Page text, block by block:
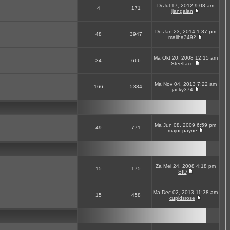
4 171
Di Jul 17, 2012 9:08 am
jiangalan
48 3947
Do Jan 23, 2014 1:37 pm
maliha3492
34 666
Ma Okt 20, 2008 12:15 am
Steelface
166 5384
Ma Nov 04, 2013 7:22 am
jacky374
49 771
Ma Jun 08, 2009 6:59 pm
major payne
15 175
Za Mei 24, 2008 4:18 pm
SID
15 458
Ma Dec 02, 2013 11:38 am
cupidsrose